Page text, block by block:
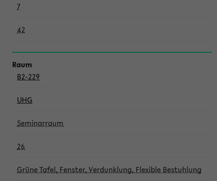
7
42
B2-229
UHG
Seminarraum
26
Grüne Tafel, Fenster, Verdunklung, Flexible Bestuhlung